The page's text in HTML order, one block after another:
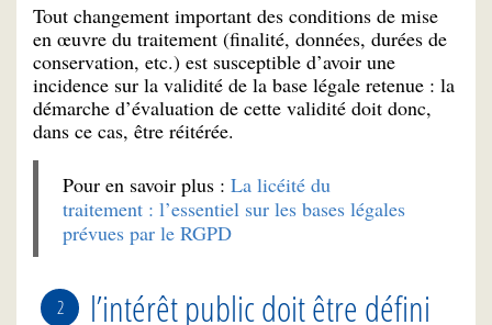
Tout changement important des conditions de mise
en œuvre du traitement (finalité, données, durées de
conservation, etc.) est susceptible d’avoir une
incidence sur la validité de la base légale retenue : la
démarche d’évaluation de cette validité doit donc,
dans ce cas, être réitérée.
Pour en savoir plus : La licéité du
traitement : l’essentiel sur les bases légales
prévues par le RGPD
l’intérêt public doit être défini